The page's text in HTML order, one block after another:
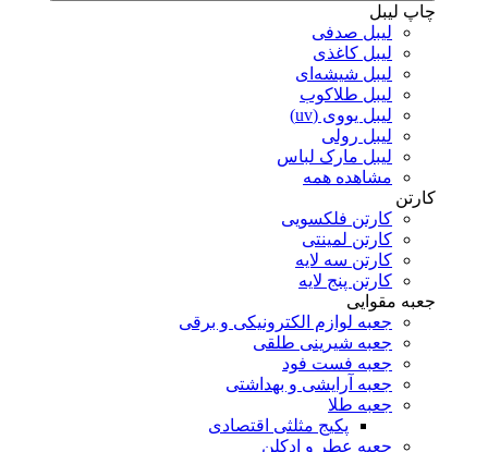
چاپ لیبل
لیبل صدفی
لیبل کاغذی
لیبل شیشه‌ای
لیبل طلاکوب
لیبل یووی (uv)
لیبل رولی
لیبل مارک لباس
مشاهده همه
کارتن
کارتن فلکسویی
کارتن لمینتی
کارتن سه لایه
کارتن پنج لایه
جعبه مقوایی
جعبه لوازم الکترونیکی و برقی
جعبه شیرینی طلقی
جعبه فست فود
جعبه آرایشی و بهداشتی
جعبه طلا
پکیج مثلثی اقتصادی
جعبه عطر و ادکلن